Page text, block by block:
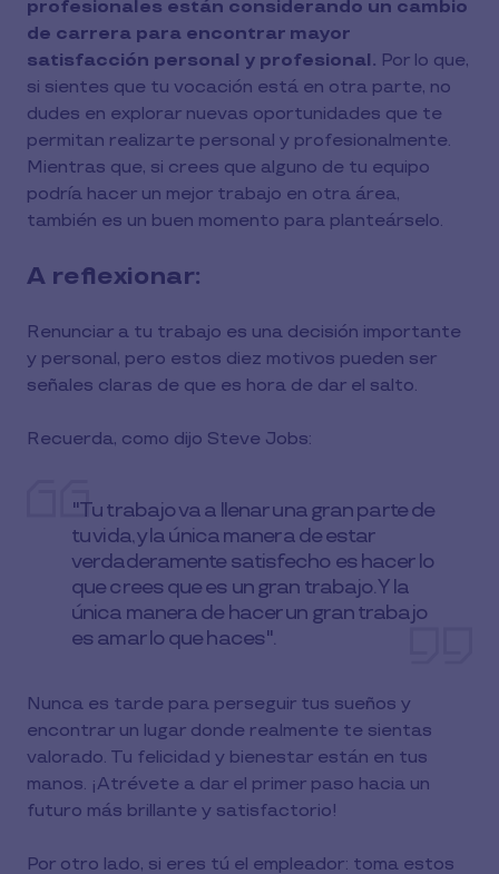
profesionales están considerando un cambio
de carrera para encontrar mayor
satisfacción personal y profesional. Por lo que,
si sientes que tu vocación está en otra parte, no
dudes en explorar nuevas oportunidades que te
permitan realizarte personal y profesionalmente.
Mientras que, si crees que alguno de tu equipo
podría hacer un mejor trabajo en otra área,
también es un buen momento para planteárselo.
A reflexionar:
Renunciar a tu trabajo es una decisión importante
y personal, pero estos diez motivos pueden ser
señales claras de que es hora de dar el salto.
Recuerda, como dijo Steve Jobs:
"Tu trabajo va a llenar una gran parte de
tu vida, y la única manera de estar
verdaderamente satisfecho es hacer lo
que crees que es un gran trabajo. Y la
única manera de hacer un gran trabajo
es amar lo que haces".
Nunca es tarde para perseguir tus sueños y
encontrar un lugar donde realmente te sientas
valorado. Tu felicidad y bienestar están en tus
manos. ¡Atrévete a dar el primer paso hacia un
futuro más brillante y satisfactorio!
Por otro lado, si eres tú el empleador: toma estos